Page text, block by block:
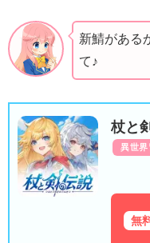
新鯖がある
て♪
杖と
異世界
無